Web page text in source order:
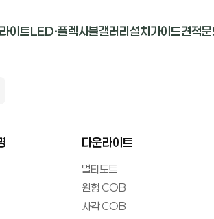
이트
COB
LED·플렉시블
바리솔PCB
갤러리설치가이드견적문
다운라이트
멀티도트
원형 COB
사각 COB